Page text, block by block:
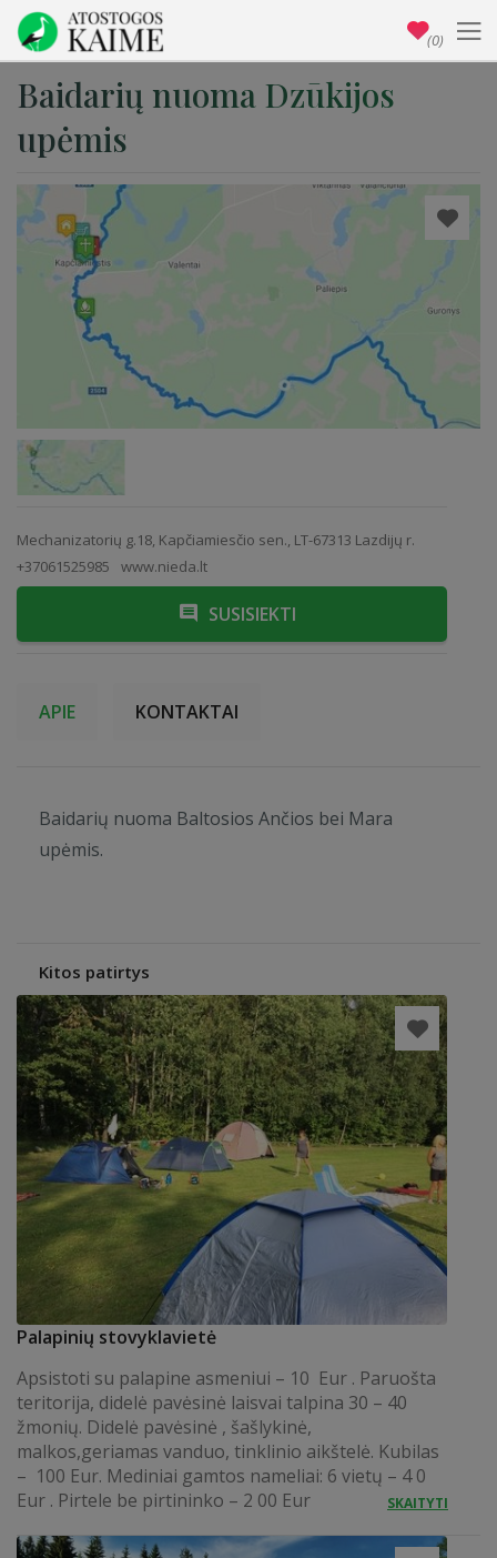
Baidarių nuoma Dzūkijos
upėmis
Mechanizatorių g.18, Kapčiamiesčio sen., LT-67313 Lazdijų r.
+37061525985
www.nieda.lt
SUSISIEKTI
APIE KONTAKTAI
Baidarių nuoma Baltosios Ančios bei Mara
upėmis.
Kitos patirtys
Palapinių stovyklavietė
Apsistoti su palapine asmeniui – 10 Eur . Paruošta
teritorija, didelė pavėsinė laisvai talpina 30 – 40
žmonių. Didelė pavėsinė , šašlykinė,
malkos,geriamas vanduo, tinklinio aikštelė. Kubilas
– 100 Eur. Mediniai gamtos nameliai: 6 vietų – 4 0
Eur . Pirtele be pirtininko – 2 00 Eur
SKAITYTI
(0)